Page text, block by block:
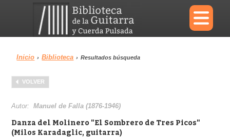
×
Menu
Biblioteca
Inicio › Biblioteca › Resultados búsqueda
VOLVER
Autor:Manuel de Falla (1876-1946)
Danza del Molinero "El Sombrero de Tres Picos"
(Milos Karadaglic, guitarra)